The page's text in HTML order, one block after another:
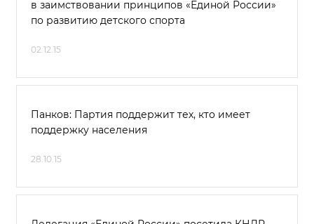
в заимствовании принципов «Единой России»
по развитию детского спорта
02.12.15
Панков: Партия поддержит тех, кто имеет
поддержку населения
28.10.15